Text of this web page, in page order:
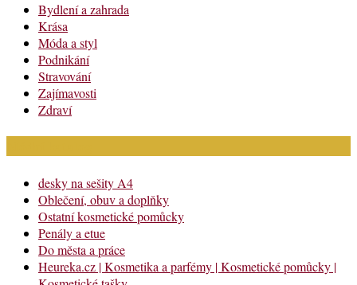
Bydlení a zahrada
Krása
Móda a styl
Podnikání
Stravování
Zajímavosti
Zdraví
desky na sešity A4
Oblečení, obuv a doplňky
Ostatní kosmetické pomůcky
Penály a etue
Do města a práce
Heureka.cz | Kosmetika a parfémy | Kosmetické pomůcky |